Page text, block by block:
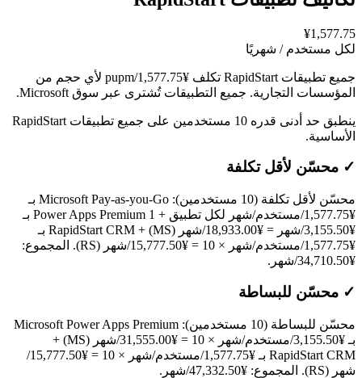
¥1,577.75
لكل مستخدم / شهريًا
جميع تطبيقات RapidStart تكلف ¥1,577.75/pupm لأي حجم من
المؤسسات التجارية. جميع التطبيقات تُشترى عبر سوق Microsoft.
ينطبق حد أدنى قدره 10 مستخدمين على جميع تطبيقات RapidStart
الأساسية.
✓ محسّن لأقل تكلفة
محسّن لأقل تكلفة (10 مستخدمين): Microsoft Pay-as-you-Go بـ
¥1,577.75/مستخدم/شهر لكل تطبيق + 1 Power Apps Premium بـ
¥3,155.50/شهر = ¥18,933.00/شهر (MS) + RapidStart CRM بـ
¥1,577.75/مستخدم/شهر × 10 = ¥15,777.50/شهر (RS). المجموع:
¥34,710.50/شهر.
✓ محسّن للبساطة
محسّن للبساطة (10 مستخدمين): Microsoft Power Apps Premium
بـ ¥3,155.50/مستخدم/شهر × 10 = ¥31,555.00/شهر (MS) +
RapidStart CRM بـ ¥1,577.75/مستخدم/شهر × 10 = ¥15,777.50/
شهر (RS). المجموع: ¥47,332.50/شهر.